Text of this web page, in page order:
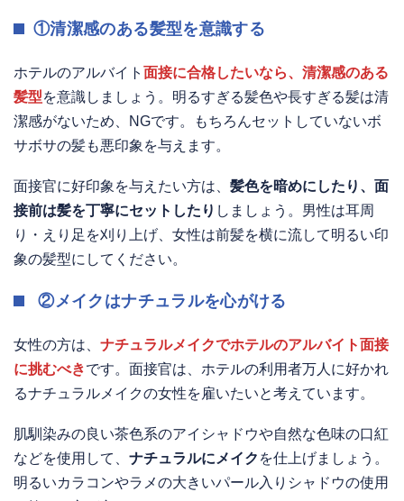
①清潔感のある髪型を意識する
ホテルのアルバイト 面接に合格したいなら、清潔感のある
髪型を意識しましょう。明るすぎる髪色や長すぎる髪は清
潔感がないため、NGです。もちろんセットしていないボ
サボサの髪も悪印象を与えます。
面接官に好印象を与えたい方は、 髪色を暗めにしたり、面
接前は髪を丁寧にセットしたり しましょう。男性は耳周
り・えり足を刈り上げ、女性は前髪を横に流して明るい印
象の髪型にしてください。
②メイクはナチュラルを心がける
女性の方は、 ナチュラルメイクでホテルのアルバイト面接
に挑むべきです。面接官は、ホテルの利用者万人に好かれ
るナチュラルメイクの女性を雇いたいと考えています。
肌馴染みの良い茶色系のアイシャドウや自然な色味の口紅
などを使用して、 ナチュラルにメイク を仕上げましょう。
明るいカラコンやラメの大きいパール入りシャドウの使用